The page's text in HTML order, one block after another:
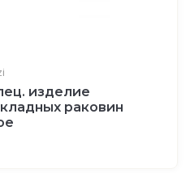
изделие
раковин